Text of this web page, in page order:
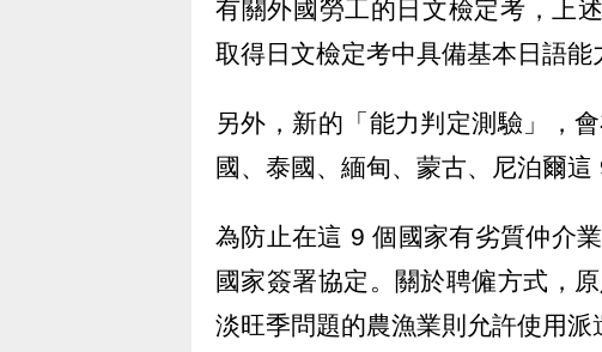
有關外國勞工的日文檢定考，上
取得日文檢定考中具備基本日語能
另外，新的「能力判定測驗」，
國、泰國、緬甸、蒙古、尼泊爾這
為防止在這 9 個國家有劣質仲介
國家簽署協定。關於聘僱方式，
淡旺季問題的農漁業則允許使用派